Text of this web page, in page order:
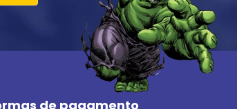
de pagamento